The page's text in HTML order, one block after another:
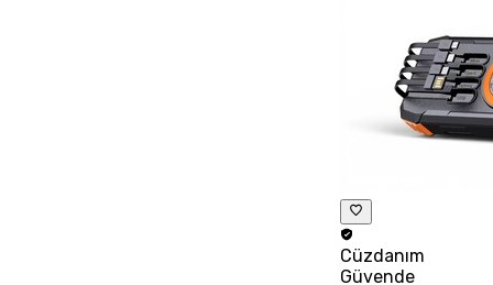
Cüzdanım
Güvende